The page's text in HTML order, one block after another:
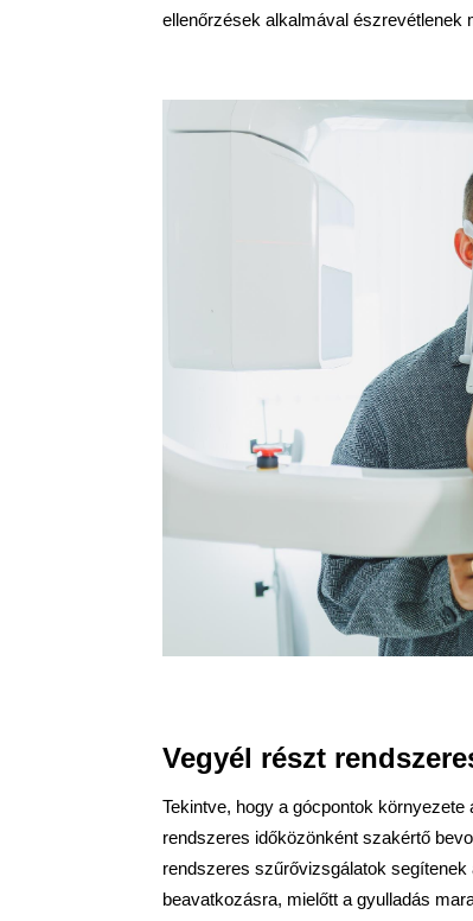
ellenőrzések alkalmával észrevétlenek
Vegyél részt
Tekintve, hogy a gócpontok
rendszeres időközönként szakértő
rendszeres szűrővizsgálatok
beavatkozásra, mielőtt a gyulladás